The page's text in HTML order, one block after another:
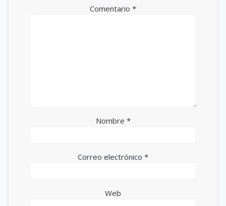
Comentario *
Nombre *
Correo electrónico *
Web